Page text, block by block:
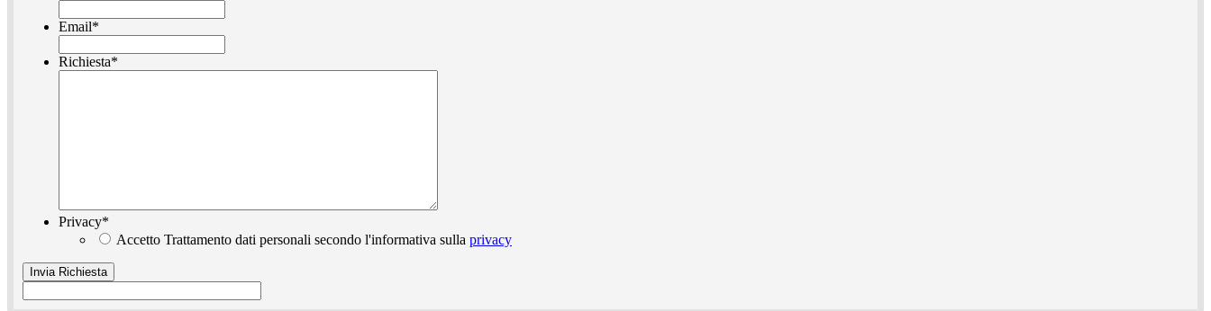
Email*
Richiesta*
Privacy*
Accetto Trattamento dati personali secondo l'informativa sulla privacy